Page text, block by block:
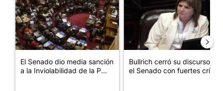
El Senado dio media sanción
a la Inviolabilidad de la P...
Bullrich cerró su discurso en
el Senado con fuertes crí...